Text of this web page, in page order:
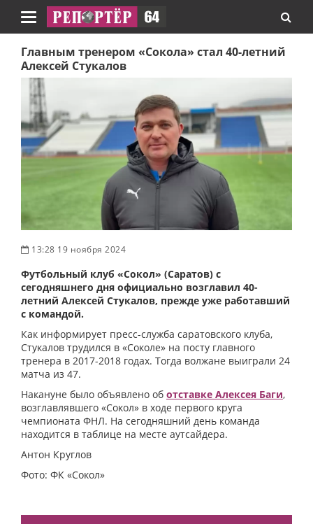
Навигация
Главным тренером «Сокола» стал 40-летний
Алексей Стукалов
13:28 19 ноября 2024
Футбольный клуб «Сокол» (Саратов) с
сегодняшнего дня официально возглавил 40-
летний Алексей Стукалов, прежде уже работавший
с командой.
Как информирует пресс-служба саратовского клуба,
Стукалов трудился в «Соколе» на посту главного
тренера в 2017-2018 годах. Тогда волжане выиграли 24
матча из 47.
Накануне было объявлено об отставке Алексея Баги,
возглавлявшего «Сокол» в ходе первого круга
чемпионата ФНЛ. На сегодняшний день команда
находится в таблице на месте аутсайдера.
Антон Круглов
Фото: ФК «Сокол»